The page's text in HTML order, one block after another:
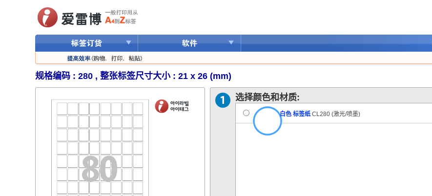
规格编码 : 280 , 整张标签尺寸大小 : 21 x 26 (mm)
选择颜色和材质:
白色 标签纸 CL280 (激光/喷墨)